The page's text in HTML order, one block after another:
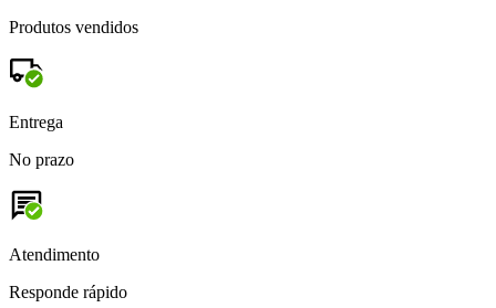
Produtos vendidos
Entrega
No prazo
Atendimento
Responde rápido